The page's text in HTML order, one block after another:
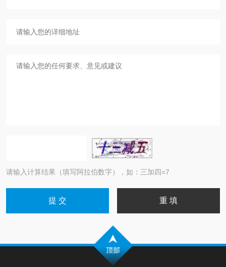
请输入计算结果（填写阿拉伯数字），如：三加四=7